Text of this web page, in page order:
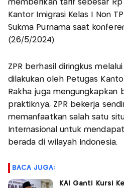
memberikan tarif sebesar Rp
Kantor Imigrasi Kelas I Non
Sukma Purnama saat
(26/5/2024).
ZPR berhasil diringkus
dilakukan oleh Petugas
Rakha juga mengungkapkan
praktiknya, ZPR bekerja
memanfaatkan salah satu
Internasional untuk
berada di wilayah Indonesia.
BACA JUGA:
KAI Ganti Kursi